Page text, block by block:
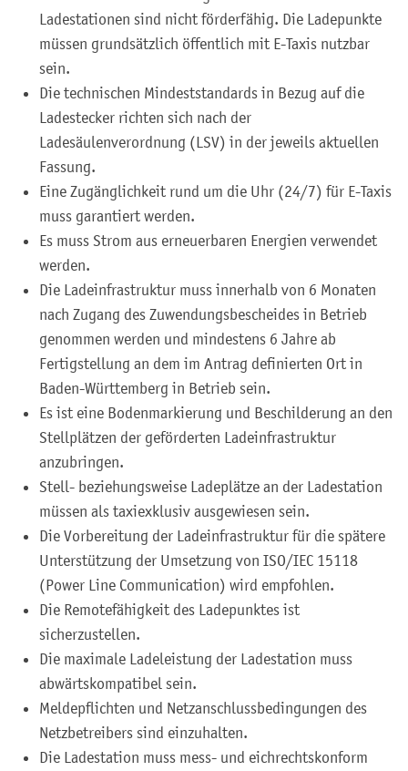
Ladestationen sind nicht förderfähig. Die Ladepunkte
müssen grundsätzlich öffentlich mit E-Taxis nutzbar
sein.
Die technischen Mindeststandards in Bezug auf die
Ladestecker richten sich nach der
Ladesäulenverordnung (LSV) in der jeweils aktuellen
Fassung.
Eine Zugänglichkeit rund um die Uhr (24/7) für E-Taxis
muss garantiert werden.
Es muss Strom aus erneuerbaren Energien verwendet
werden.
Die Ladeinfrastruktur muss innerhalb von 6 Monaten
nach Zugang des Zuwendungsbescheides in Betrieb
genommen werden und mindestens 6 Jahre ab
Fertigstellung an dem im Antrag definierten Ort in
Baden-Württemberg in Betrieb sein.
Es ist eine Bodenmarkierung und Beschilderung an den
Stellplätzen der geförderten Ladeinfrastruktur
anzubringen.
Stell- beziehungsweise Ladeplätze an der Ladestation
müssen als taxiexklusiv ausgewiesen sein.
Die Vorbereitung der Ladeinfrastruktur für die spätere
Unterstützung der Umsetzung von ISO/IEC 15118
(Power Line Communication) wird empfohlen.
Die Remotefähigkeit des Ladepunktes ist
sicherzustellen.
Die maximale Ladeleistung der Ladestation muss
abwärtskompatibel sein.
Meldepflichten und Netzanschlussbedingungen des
Netzbetreibers sind einzuhalten.
Die Ladestation muss mess- und eichrechtskonform